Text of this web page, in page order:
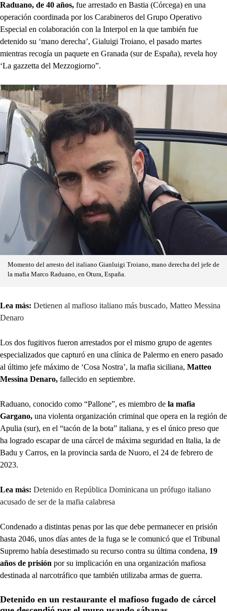
Raduano, de 40 años, fue arrestado en Bastia (Córcega) en una
operación coordinada por los Carabineros del Grupo Operativo
Especial en colaboración con la Interpol en la que también fue
detenido su ‘mano derecha’, Gialuigi Troiano, el pasado martes
mientras recogía un paquete en Granada (sur de España), revela hoy
‘La gazzetta del Mezzogiorno”.
Momento del arresto del italiano Gianluigi Troiano, mano derecha del jefe de
la mafia Marco Raduano, en Otura, España.
Lea más: Detienen al mafioso italiano más buscado, Matteo Messina
Denaro
Los dos fugitivos fueron arrestados por el mismo grupo de agentes
especializados que capturó en una clínica de Palermo en enero pasado
al último jefe máximo de ‘Cosa Nostra’, la mafia siciliana, Matteo
Messina Denaro, fallecido en septiembre.
Raduano, conocido como “Pallone”, es miembro de la mafia
Gargano, una violenta organización criminal que opera en la región de
Apulia (sur), en el “tacón de la bota” italiana, y es el único preso que
ha logrado escapar de una cárcel de máxima seguridad en Italia, la de
Badu y Carros, en la provincia sarda de Nuoro, el 24 de febrero de
2023.
Lea más: Detenido en República Dominicana un prófugo italiano
acusado de ser de la mafia calabresa
Condenado a distintas penas por las que debe permanecer en prisión
hasta 2046, unos días antes de la fuga se le comunicó que el Tribunal
Supremo había desestimado su recurso contra su última condena, 19
años de prisión por su implicación en una organización mafiosa
destinada al narcotráfico que también utilizaba armas de guerra.
Detenido en un restaurante el mafioso fugado de cárcel